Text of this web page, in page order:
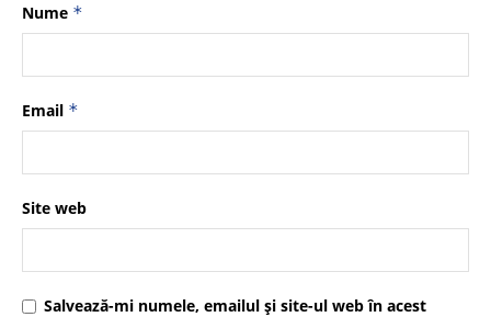
Nume *
Email *
Site web
Salvează-mi numele, emailul și site-ul web în acest